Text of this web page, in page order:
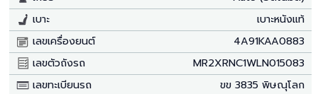
เบาะ
เบาะหนังแท้
เลขเครื่องยนต์
4A91KAA0883
เลขตัวถังรถ
MR2XRNC1WLN015083
เลขทะเบียนรถ
ขข 3835 พิษณุโลก